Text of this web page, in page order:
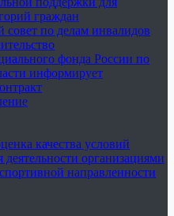
граждан
по делам инвалидов
фонда России по
информирует
качества условий
деятельности организациями
направленности